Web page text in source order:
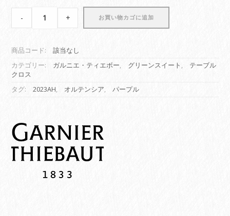
【テ
ク
ロ
ス】
オ
シ
ア
ル
イ
- + お買い物カゴに追加
商品コード:
該当なし
カテゴリー:
ガルニエ・ティエボー, グリーンスイート ,
テーブル
クロス
タグ:
2023AH, オルテンシア, パープル